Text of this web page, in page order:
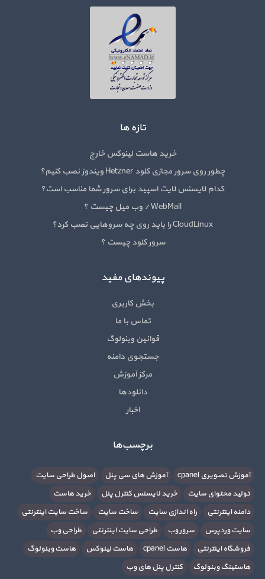
تازه ها
خرید هاست لینوکس خارج
چطور روی سرور مجازی کلود Hetzner ویندوز نصب کنیم؟
کدام لایسنس لایت اسپید برای سرور شما مناسب است؟
WebMail / وب میل چیست ؟
CloudLinux را باید روی چه سروهایی نصب کرد؟
سرور کلود چیست ؟
پیوندهای مفید
بخش کاربری
تماس با ما
قوانین وبنولوگ
جستجوی دامنه
مرکز آموزش
دانلودها
اخبار
برچسب‌ها
آموزش تصویری cpanel آموزش های سی پنل
اصول طراحی سایت
تولید محتوای سایت
خرید لایسنس کنترل پنل
خرید هاست
دامنه اینترنتی
راه اندازی سایت ساخت سایت
ساخت سایت اینترنتی
سایت وردپرس
سرور وب طراحی سایت اینترنتی
طراحی وب
فروشگاه اینترنتی
هاست cpanel هاست لینوکس
هاست وبنولوگ
هاستینگ وبنولوگ
کنترل پنل های وب